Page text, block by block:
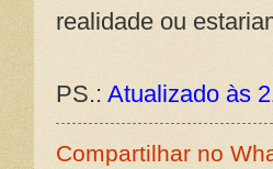
realidade ou
PS.: Atualizado às
Compartilhar no